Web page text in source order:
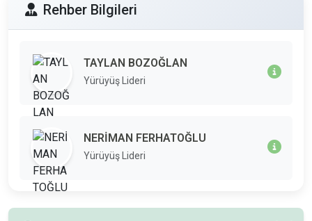
Rehber Bilgileri
TAYLAN BOZOĞLAN
Yürüyüş Lideri
NERİMAN FERHATOĞLU
Yürüyüş Lideri